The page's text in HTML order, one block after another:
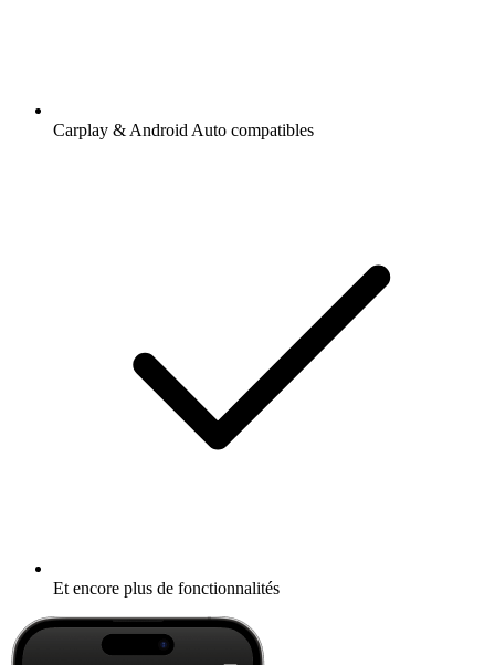
Carplay & Android Auto compatibles
Et encore plus de fonctionnalités